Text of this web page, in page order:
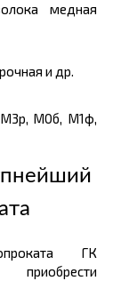
медная
и др.
М0б, М1ф,
ГК
приобрести